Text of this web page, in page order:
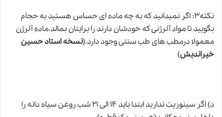
نکته۳: اگر نمیدانید که به چه ماده ای حساس هستید به حجام
بگویید تا مواد آلرژنی که خودشان دارند را برایتان بمالد.ماده آلرژن
معمولا درمطب های طب سنتی وجود دارد.(نسخه استاد حسین
خیراندیش)
د) اگر سینوزیت ندارید ابتدا باید ۱۴ الی ۲۱ شب روغن سیاه دانه را